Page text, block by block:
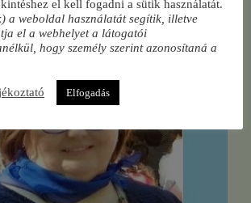
el kell fogadni a sütik használatát.
a weboldal használatát segítik, illetve
el a webhelyet a látogatói
hogy személy szerint azonosítaná a
Elfogadás